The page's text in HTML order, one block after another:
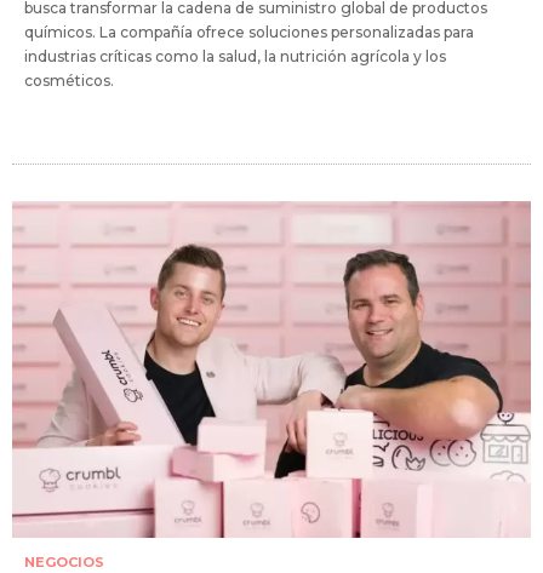
busca transformar la cadena de suministro global de productos
químicos. La compañía ofrece soluciones personalizadas para
industrias críticas como la salud, la nutrición agrícola y los
cosméticos.
NEGOCIOS